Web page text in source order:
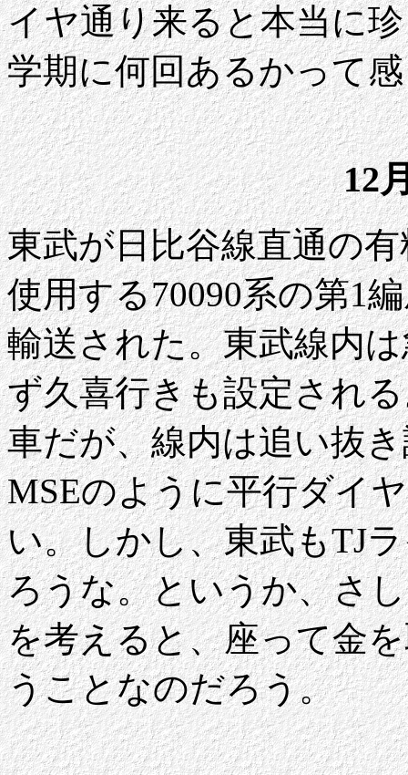
イヤ通り来ると本当に
学期に何回あるかって
12
東武が日比谷線直通の
使用する70090系の第1
輸送された。東武線内
ず久喜行きも設定され
車だが、線内は追い抜
MSEのように平行ダイ
い。しかし、東武もTJ
ろうな。というか、さ
を考えると、座って金
うことなのだろう。